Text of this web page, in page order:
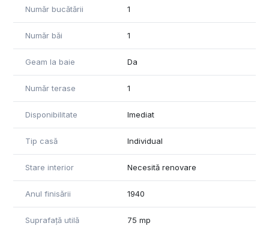
Caracteristici :
* Suprafață construita : 90 mp
* Suprafață teren: 120mp
* Terasă utilă : estimativ 9 mp
* Număr camere: 2
* Bucătărie în renovare
* Preț: 49000 €
termen lung.
Număr bucătării 1
Număr băi 1
Geam la baie Da
Număr terase 1
Disponibilitate Imediat
Tip casă Individual
Stare interior Necesită renovare
Anul finisării 1940
Suprafață utilă 75 mp